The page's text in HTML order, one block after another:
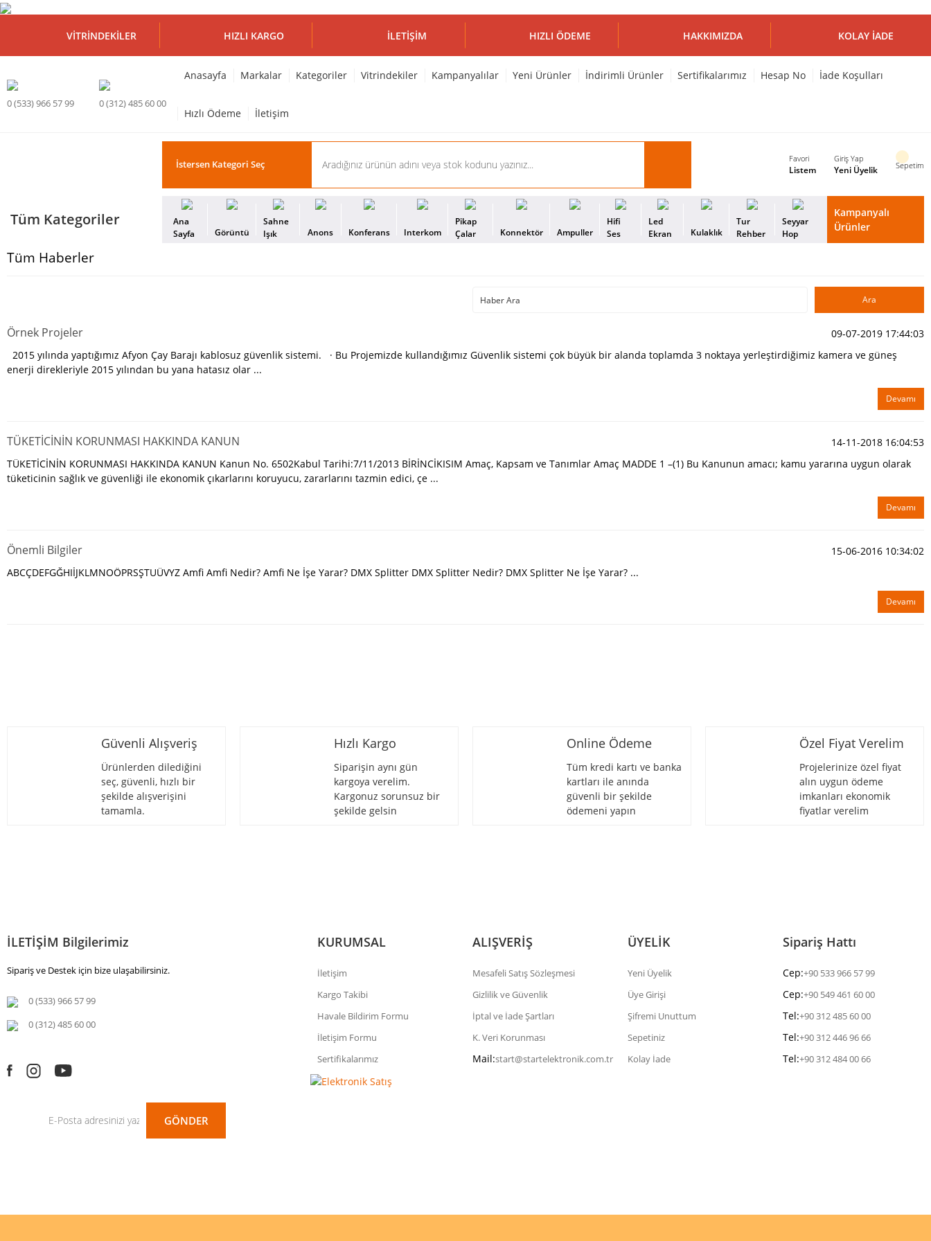
VITRINDEKILER HIZLI KARGO İLETIŞIM HIZLI ÖDEME HAKKIMIZDA KOLAY İADE
0 (533) 966 57 99 0 (312) 485 60 00
Anasayfa Markalar Kategoriler Vitrindekiler Kampanyalılar Yeni Ürünler İndirimli Ürünler Sertifikalarımız Hesap No İade Koşulları
Hızlı Ödeme İletişim
Favori
Listem
Giriş Yap
Yeni Üyelik Sepetim
Tüm Kategoriler
Ana
Sayfa
Görüntü
Sahne
Işık
Anons Konferans Interkom
Pikap
Çalar
Konnektör Ampuller
Hifi
Ses
Led
Ekran
Kulaklık
Tur
Rehber
Seyyar
Hop
Kampanyalı
Ürünler
Tüm Haberler
Örnek Projeler
09-07-2019 17:44:03
2015 yılında yaptığımız Afyon Çay Barajı kablosuz güvenlik sistemi. · Bu Projemizde kullandığımız Güvenlik sistemi çok büyük bir alanda toplamda 3 noktaya yerleştirdiğimiz kamera ve güneş
enerji direkleriyle 2015 yılından bu yana hatasız olar ...
Devamı
TÜKETİCİNİN KORUNMASI HAKKINDA KANUN
14-11-2018 16:04:53
TÜKETİCİNİN KORUNMASI HAKKINDA KANUN Kanun No. 6502Kabul Tarihi:7/11/2013 BİRİNCİKISIM Amaç, Kapsam ve Tanımlar Amaç MADDE 1 –(1) Bu Kanunun amacı; kamu yararına uygun olarak
tüketicinin sağlık ve güvenliği ile ekonomik çıkarlarını koruyucu, zararlarını tazmin edici, çe ...
Devamı
Önemli Bilgiler
15-06-2016 10:34:02
ABCÇDEFGĞHIİJKLMNOÖPRSŞTUÜVYZ Amfi Amfi Nedir? Amfi Ne İşe Yarar? DMX Splitter DMX Splitter Nedir? DMX Splitter Ne İşe Yarar? ...
Devamı
Güvenli Alışveriş
Ürünlerden dilediğini
seç, güvenli, hızlı bir
şekilde alışverişini
tamamla.
Hızlı Kargo
Siparişin aynı gün
kargoya verelim.
Kargonuz sorunsuz bir
şekilde gelsin
Online Ödeme
Tüm kredi kartı ve banka
kartları ile anında
güvenli bir şekilde
ödemeni yapın
Özel Fiyat Verelim
Projelerinize özel fiyat
alın uygun ödeme
imkanları ekonomik
fiyatlar verelim
İLETİŞİM Bilgilerimiz
Sipariş ve Destek için bize ulaşabilirsiniz.
0 (533) 966 57 99
0 (312) 485 60 00
GÖNDER
KURUMSAL
İletişim
Kargo Takibi
Havale Bildirim Formu
İletişim Formu
Sertifikalarımız
ALIŞVERİŞ
Mesafeli Satış Sözleşmesi
Gizlilik ve Güvenlik
İptal ve İade Şartları
K. Veri Korunması
Mail:start@startelektronik.com.tr
ÜYELİK
Yeni Üyelik
Üye Girişi
Şifremi Unuttum
Sepetiniz
Kolay İade
Sipariş Hattı
Cep:+90 533 966 57 99
Cep:+90 549 461 60 00
Tel:+90 312 485 60 00
Tel:+90 312 446 96 66
Tel:+90 312 484 00 66